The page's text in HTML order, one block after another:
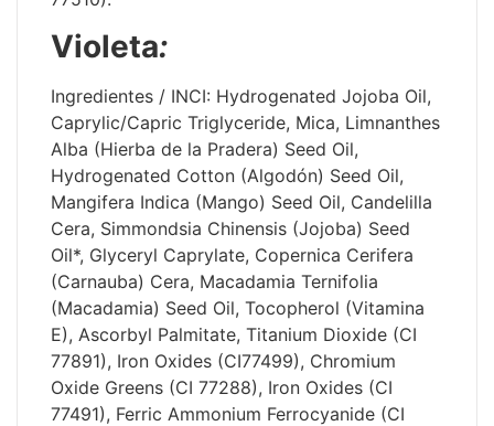
Violeta:
Ingredientes / INCI: Hydrogenated Jojoba Oil,
Caprylic/Capric Triglyceride, Mica, Limnanthes
Alba (Hierba de la Pradera) Seed Oil,
Hydrogenated Cotton (Algodón) Seed Oil,
Mangifera Indica (Mango) Seed Oil, Candelilla
Cera, Simmondsia Chinensis (Jojoba) Seed
Oil*, Glyceryl Caprylate, Copernica Cerifera
(Carnauba) Cera, Macadamia Ternifolia
(Macadamia) Seed Oil, Tocopherol (Vitamina
E), Ascorbyl Palmitate, Titanium Dioxide (CI
77891), Iron Oxides (CI77499), Chromium
Oxide Greens (CI 77288), Iron Oxides (CI
77491), Ferric Ammonium Ferrocyanide (CI